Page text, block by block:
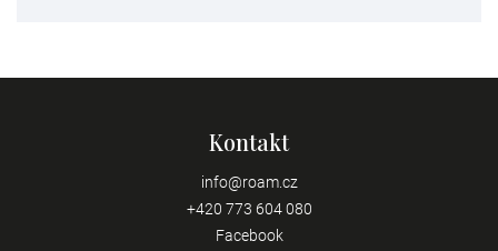
Kontakt
info@roam.cz
+420 773 604 080
Facebook